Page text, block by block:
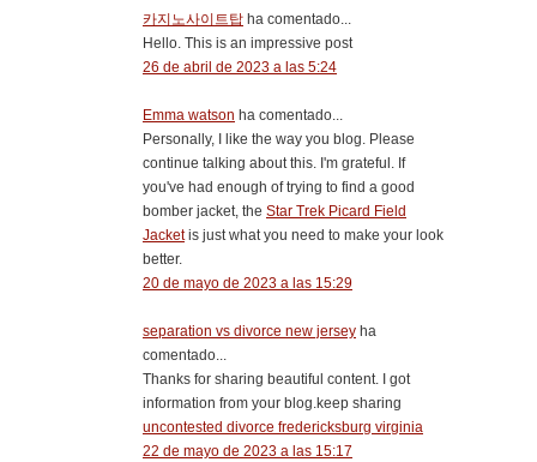
카지노사이트탑 ha comentado...
Hello. This is an impressive post
26 de abril de 2023 a las 5:24
Emma watson ha comentado...
Personally, I like the way you blog. Please
continue talking about this. I'm grateful. If
you've had enough of trying to find a good
bomber jacket, the Star Trek Picard Field
Jacketis just what you need to make your look
better.
20 de mayo de 2023 a las 15:29
separation vs divorce new jersey ha
comentado...
Thanks for sharing beautiful content. I got
information from your blog.keep sharing
uncontested divorce fredericksburg virginia
22 de mayo de 2023 a las 15:17